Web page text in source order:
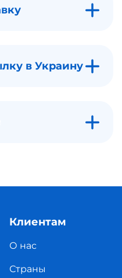
в Украину
Клиентам
О нас
Страны